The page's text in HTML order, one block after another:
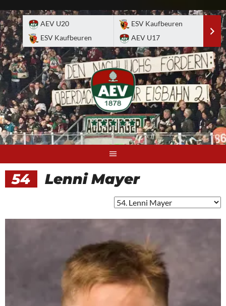
to
content
AEV U20
ESV Kaufbeuren
ESV Kaufbeuren
AEV U17
54 Lenni Mayer